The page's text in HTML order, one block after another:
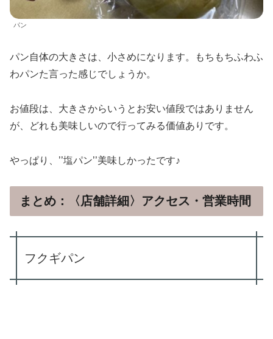
パン
パン自体の大きさは、小さめになります。もちもちふわふ
わパンた言った感じでしょうか。
お値段は、大きさからいうとお安い値段ではありません
が、どれも美味しいので行ってみる価値ありです。
やっぱり、’’塩パン’’美味しかったです♪
まとめ：〈店舗詳細〉アクセス・営業時間
フクギパン